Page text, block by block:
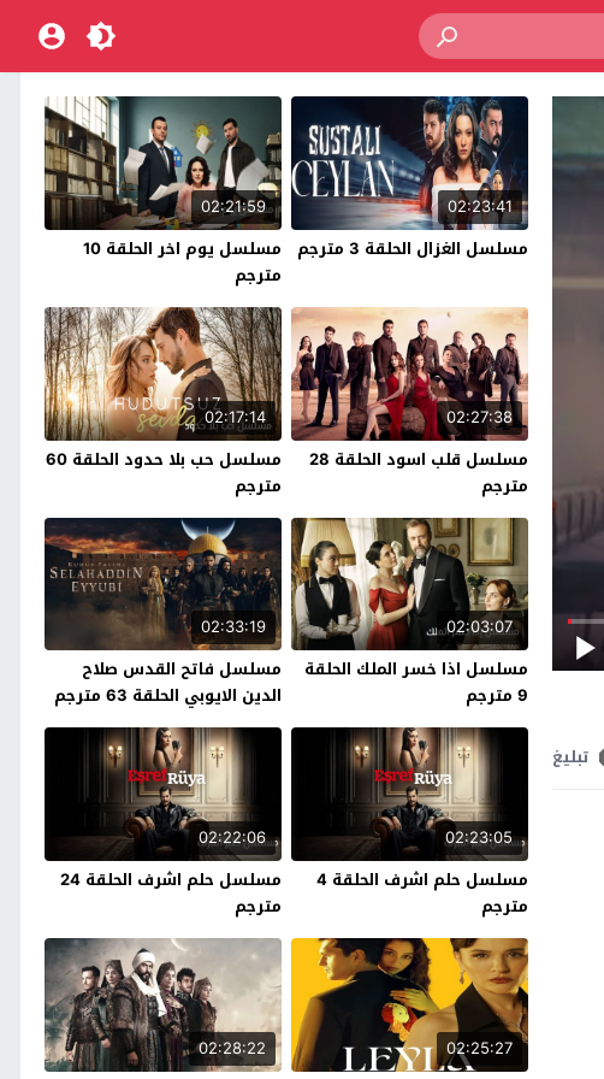
تبليغ
02:23:41
مسلسل الغزال الحلقة 3 مترجم
02:21:59
مسلسل يوم اخر الحلقة 10
مترجم
02:27:38
مسلسل قلب اسود الحلقة 28
مترجم
02:17:14
مسلسل حب بلا حدود الحلقة 60
مترجم
02:03:07
مسلسل اذا خسر الملك الحلقة
9 مترجم
02:33:19
مسلسل فاتح القدس صلاح
الدين الايوبي الحلقة 63 مترجم
02:23:05
مسلسل حلم اشرف الحلقة 4
مترجم
02:22:06
مسلسل حلم اشرف الحلقة 24
مترجم
02:25:27
02:28:22